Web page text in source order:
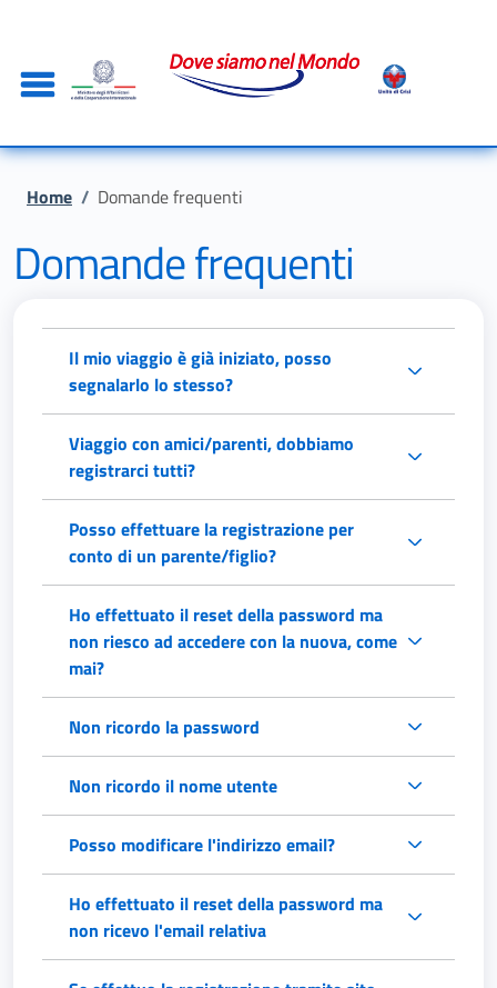
Briciole di pane
Home / Domande frequenti
Domande frequenti
Il mio viaggio è già iniziato, posso
segnalarlo lo stesso?
Viaggio con amici/parenti, dobbiamo
registrarci tutti?
Posso effettuare la registrazione per
conto di un parente/figlio?
Ho effettuato il reset della password ma
non riesco ad accedere con la nuova, come
mai?
Non ricordo la password
Non ricordo il nome utente
Posso modificare l'indirizzo email?
Ho effettuato il reset della password ma
non ricevo l'email relativa